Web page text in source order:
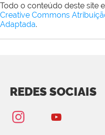
Todo o conteúdo deste site
Creative Commons
Adaptada.
REDES SOCIAIS